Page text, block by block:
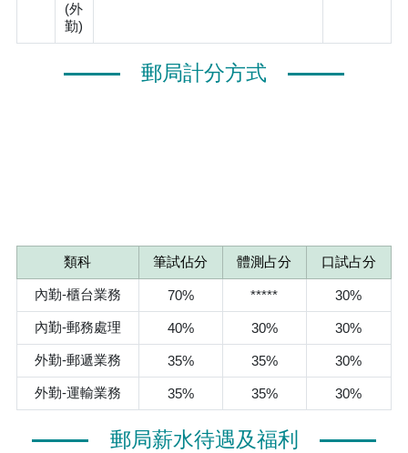
(外
勤)
郵局計分方式
類科 筆試佔分 體測占分 口試占分
內勤-櫃台業務 70% ***** 30%
內勤-郵務處理 40% 30% 30%
外勤-郵遞業務 35% 35% 30%
外勤-運輸業務 35% 35% 30%
郵局薪水待遇及福利